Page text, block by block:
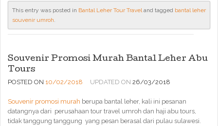
This entry was posted in Bantal Leher Tour Traveland tagged bantal leher
souvenir umroh.
Souvenir Promosi Murah Bantal Leher Abu
Tours
POSTED ON 10/02/2018 UPDATED ON 26/03/2018
Souvenir promosi murah berupa bantal leher, kali ini pesanan
datangnya dari perusahaan tour travel umroh dan haji abu tours,
tidak tanggung tanggung yang pesan berasal dari pulau sulawesi.